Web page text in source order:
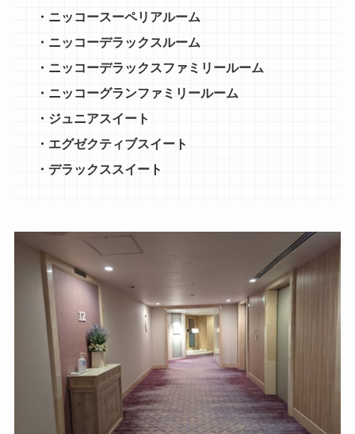
・ニッコースーペリアルーム
・ニッコーデラックスルーム
・ニッコーデラックスファミリールーム
・ニッコーグランファミリールーム
・ジュニアスイート
・エグゼクティブスイート
・デラックススイート